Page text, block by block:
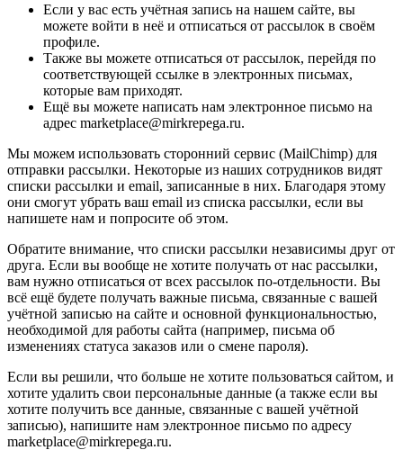
Если у вас есть учётная запись на нашем сайте, вы
можете войти в неё и отписаться от рассылок в своём
профиле.
Также вы можете отписаться от рассылок, перейдя по
соответствующей ссылке в электронных письмах,
которые вам приходят.
Ещё вы можете написать нам электронное письмо на
адрес marketplace@mirkrepega.ru.
Мы можем использовать сторонний сервис (MailChimp) для
отправки рассылки. Некоторые из наших сотрудников видят
списки рассылки и email, записанные в них. Благодаря этому
они смогут убрать ваш email из списка рассылки, если вы
напишете нам и попросите об этом.
Обратите внимание, что списки рассылки независимы друг от
друга. Если вы вообще не хотите получать от нас рассылки,
вам нужно отписаться от всех рассылок по-отдельности. Вы
всё ещё будете получать важные письма, связанные с вашей
учётной записью на сайте и основной функциональностью,
необходимой для работы сайта (например, письма об
изменениях статуса заказов или о смене пароля).
Если вы решили, что больше не хотите пользоваться сайтом, и
хотите удалить свои персональные данные (а также если вы
хотите получить все данные, связанные с вашей учётной
записью), напишите нам электронное письмо по адресу
marketplace@mirkrepega.ru.